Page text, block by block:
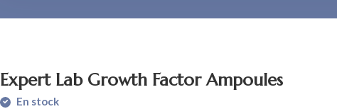
Expert Lab Growth Factor Ampoules
En stock